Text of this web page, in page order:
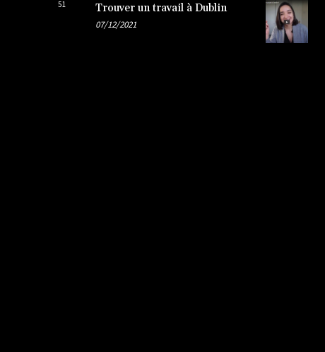
51 Trouver un travail à Dublin
07/12/2021